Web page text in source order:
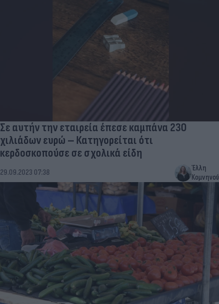
Σε αυτήν την εταιρεία έπεσε καμπάνα 230
χιλιάδων ευρώ – Κατηγορείται ότι
κερδοσκοπούσε σε σχολικά είδη
29.09.2023 07:38
Έλλη
Κομνηνού